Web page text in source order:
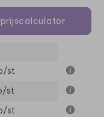
prijscalculator
st
st
st